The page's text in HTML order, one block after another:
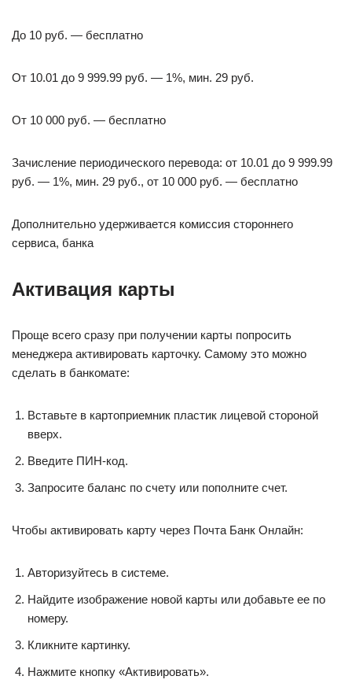
До 10 руб. — бесплатно
От 10.01 до 9 999.99 руб. — 1%, мин. 29 руб.
От 10 000 руб. — бесплатно
Зачисление периодического перевода: от 10.01 до 9 999.99
руб. — 1%, мин. 29 руб., от 10 000 руб. — бесплатно
Дополнительно удерживается комиссия стороннего
сервиса, банка
Активация карты
Проще всего сразу при получении карты попросить
менеджера активировать карточку. Самому это можно
сделать в банкомате:
Вставьте в картоприемник пластик лицевой стороной
вверх.
Введите ПИН-код.
Запросите баланс по счету или пополните счет.
Чтобы активировать карту через Почта Банк Онлайн:
Авторизуйтесь в системе.
Найдите изображение новой карты или добавьте ее по
номеру.
Кликните картинку.
Нажмите кнопку «Активировать».